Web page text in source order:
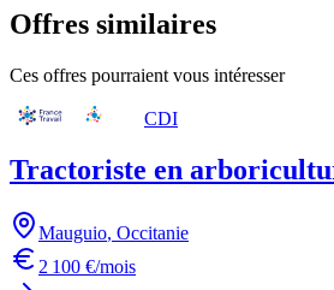
Offres similaires
Ces offres pourraient vous intéresser
CDI
Tractoriste en
Mauguio, Occitanie
2 100 €/mois